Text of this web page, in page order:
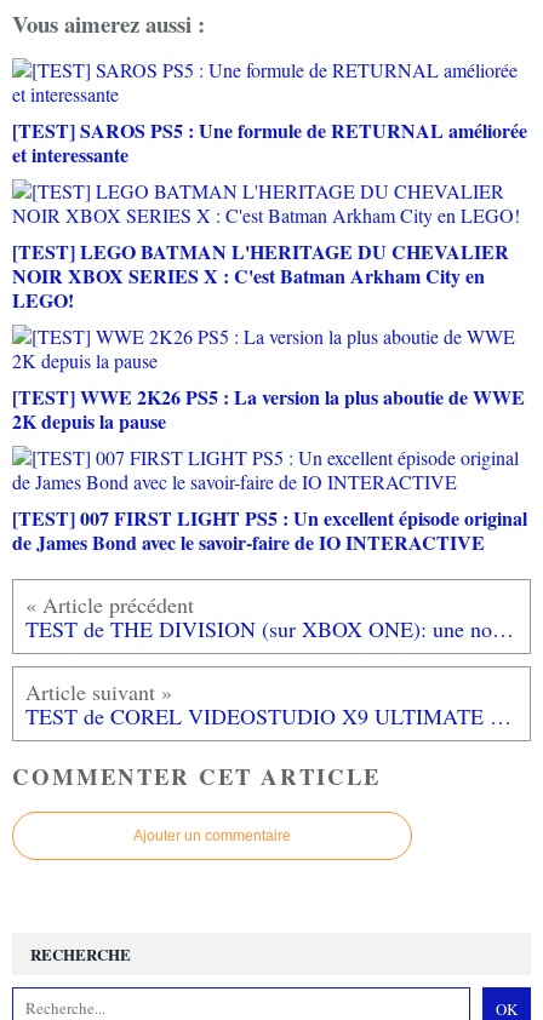
Vous aimerez aussi :
[TEST] SAROS PS5 : Une formule de RETURNAL améliorée
et interessante
[TEST] LEGO BATMAN L'HERITAGE DU CHEVALIER
NOIR XBOX SERIES X : C'est Batman Arkham City en
LEGO!
[TEST] WWE 2K26 PS5 : La version la plus aboutie de WWE
2K depuis la pause
[TEST] 007 FIRST LIGHT PS5 : Un excellent épisode original
de James Bond avec le savoir-faire de IO INTERACTIVE
TEST de THE DIVISION (sur XBOX ONE): une nouvelle bombe signée Ubisoft!
TEST de COREL VIDEOSTUDIO X9 ULTIMATE (sur PC): un bon logiciel léger et facile à utiliser
COMMENTER CET ARTICLE
Ajouter un commentaire
RECHERCHE